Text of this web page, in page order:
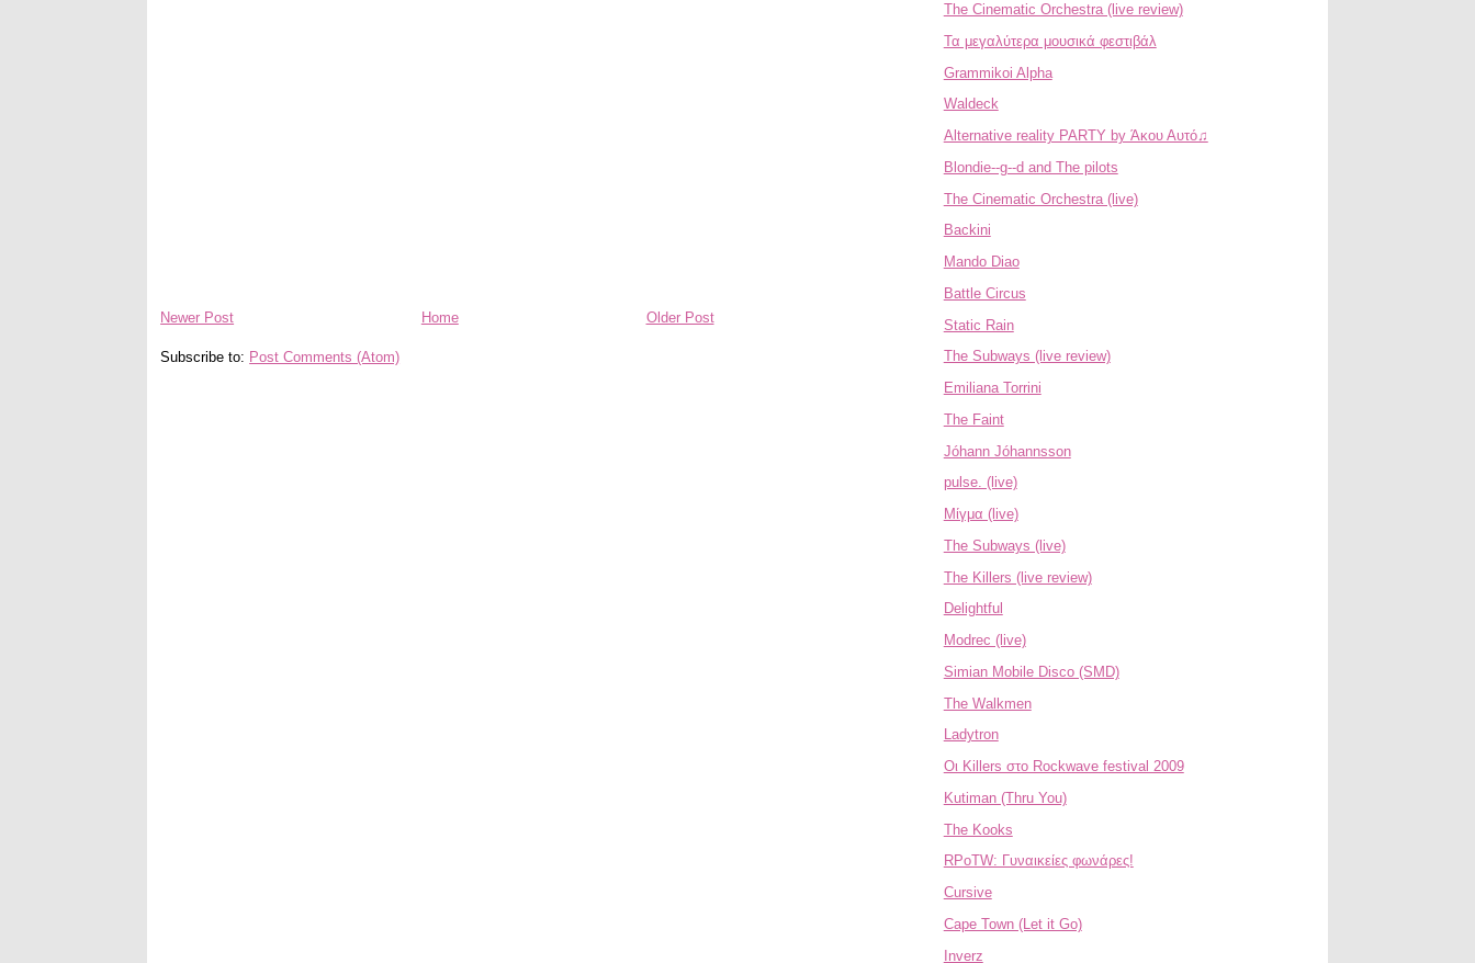
Newer Post Older Post
Home
Subscribe to: Post Comments (Atom)
The Cinematic Orchestra (live review)
Τα μεγαλύτερα μουσικά φεστιβάλ
Grammikoi Alpha
Waldeck
Alternative reality PARTY by Άκου Αυτό♫
Blondie--g--d and The pilots
The Cinematic Orchestra (live)
Backini
Mando Diao
Battle Circus
Static Rain
The Subways (live review)
Emiliana Torrini
The Faint
Jóhann Jóhannsson
pulse. (live)
Μίγμα (live)
The Subways (live)
The Killers (live review)
Delightful
Modrec (live)
Simian Mobile Disco (SMD)
The Walkmen
Ladytron
Οι Killers στο Rockwave festival 2009
Kutiman (Thru You)
The Kooks
RPoTW: Γυναικείες φωνάρες!
Cursive
Cape Town (Let it Go)
Inverz